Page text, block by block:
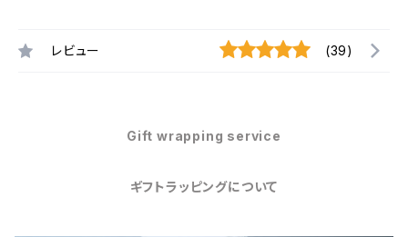
レビュー (39)
Gift wrapping service
ギフトラッピングについて